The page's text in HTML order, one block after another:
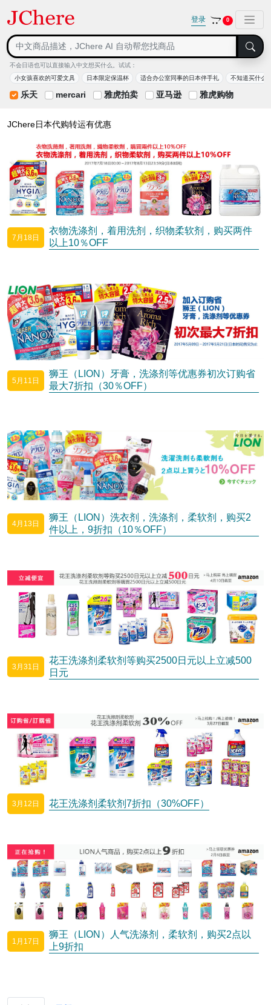
登录 0
不会日语也可以直接输入中文想买什么。试试：
小女孩喜欢的可爱文具
日本限定保温杯 适合办公室同事的日本伴手礼 不知道买什么
乐天 mercari 雅虎拍卖 亚马逊 雅虎购物
JChere日本代购转运有优惠
7月18日
衣物洗涤剂，着用洗剂，织物柔软剂，购买两件
以上10％OFF
5月11日
狮王（LION）牙膏，洗涤剂等优惠券初次订购省
最大7折扣（30％OFF）
4月13日
狮王（LION）洗衣剂，洗涤剂，柔软剂，购买2
件以上，9折扣（10％OFF）
3月31日
花王洗涤剂柔软剂等购买2500日元以上立减500
日元
3月12日 花王洗涤剂柔软剂7折扣（30%OFF）
1月17日
狮王（LION）人气洗涤剂，柔软剂，购买2点以
上9折扣